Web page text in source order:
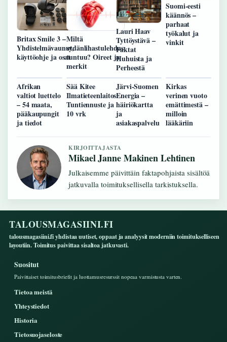
Britax Smile 3 –
Yhdistelmävaunut,
käyttöohje ja osat
Miltä
sydänlihastulehdus
tuntuu? Oireet ja
merkit
Lauri Haav
Tyttöystävä –
Faktat
Huhuista ja
Perheestä
Suomi-eesti
käännös –
parhaat
työkalut ja
vinkit
Afrikan
valtiot luettelo
– 54 maata,
pääkaupungit
ja tiedot
Sää Kitee
Ilmatieteenlaitos:
Tuntiennuste ja
10 vrk
Järvi-Suomen
Energia –
häiriökartta
ja
asiakaspalvelu
Kirkas
verinen vuoto
emättimestä –
milloin
lääkäriin
KIRJOITTAJASTA
Mikael Janne Makinen Lehtinen
Julkaisemme päivittäin faktapohjaista sisältöä
jatkuvalla toimituksellisella tarkistuksella.
TALOUSMAGASIINI.FI
talousmagasiini.fi yhdistaa uutiset, oppaat ja analyysit moderniin toimitukselliseen
layoutiin. Toimitus paivittaa sisaltoa jatkuvasti.
Suositut
Paivittaiset toimitusbriefit ja luottamusresurssit nopeaa varmistusta varten.
Tietoa meistä
Yhteystiedot
Historia
Tietosuojaseloste